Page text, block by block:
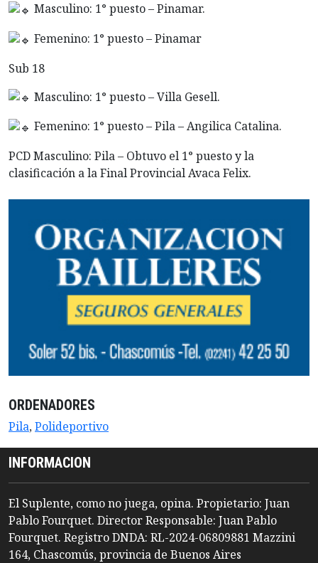
Masculino: 1° puesto – Pinamar.
Femenino: 1° puesto – Pinamar
Sub 18
Masculino: 1° puesto – Villa Gesell.
Femenino: 1° puesto – Pila – Angilica Catalina.
PCD Masculino: Pila – Obtuvo el 1° puesto y la
clasificación a la Final Provincial Avaca Felix.
ORDENADORES
Pila,Polideportivo
INFORMACION
El Suplente, como no juega, opina. Propietario: Juan
Pablo Fourquet. Director Responsable: Juan Pablo
Fourquet. Registro DNDA: RL-2024-06809881 Mazzini
164, Chascomús, provincia de Buenos Aires